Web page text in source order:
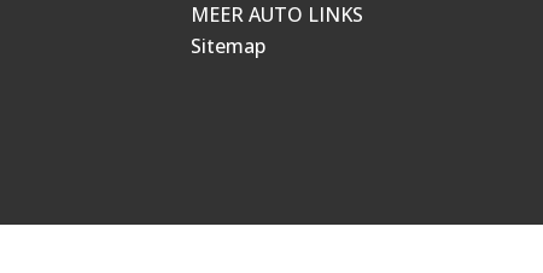
MEER AUTO LINKS
Sitemap